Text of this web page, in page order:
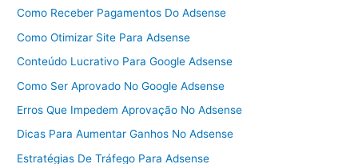
Como Receber Pagamentos Do Adsense
Como Otimizar Site Para Adsense
Conteúdo Lucrativo Para Google Adsense
Como Ser Aprovado No Google Adsense
Erros Que Impedem Aprovação No Adsense
Dicas Para Aumentar Ganhos No Adsense
Estratégias De Tráfego Para Adsense